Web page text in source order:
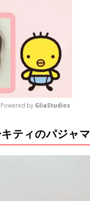
M
u
Powered by GliaStudios
ティのパジャマ